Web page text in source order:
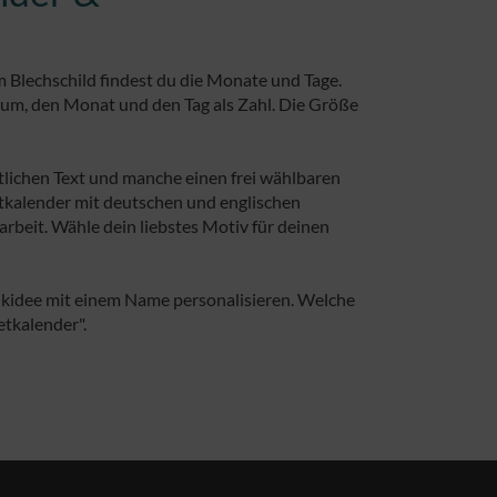
findest du die Monate und Tage.
den Monat und den Tag als Zahl. Die Größe
Text und manche einen frei wählbaren
mit deutschen und englischen
Wähle dein liebstes Motiv für deinen
mit einem Name personalisieren. Welche